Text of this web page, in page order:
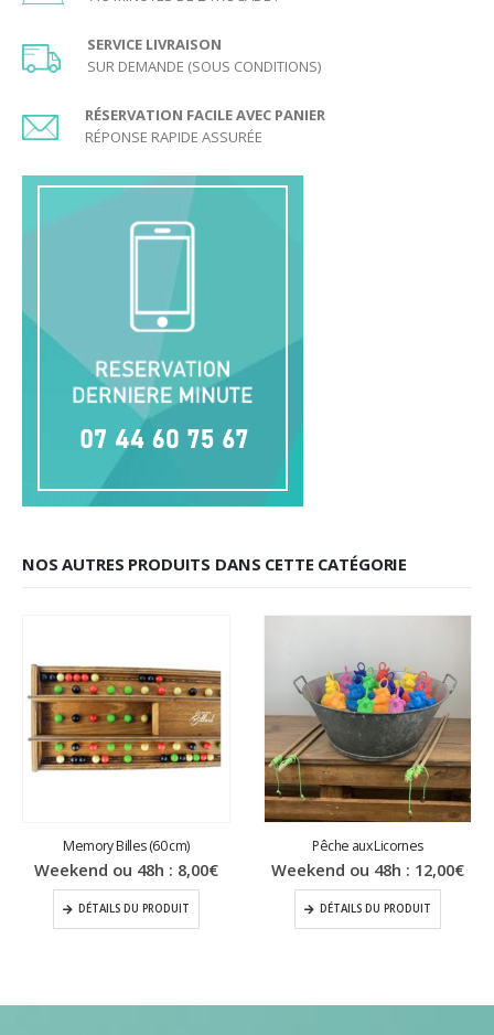
SERVICE LIVRAISON
SUR DEMANDE (SOUS CONDITIONS)
RÉSERVATION FACILE AVEC PANIER
RÉPONSE RAPIDE ASSURÉE
NOS AUTRES PRODUITS DANS CETTE CATÉGORIE
Memory Billes (60 cm)
Weekend ou 48h : 8,00€
DÉTAILS DU PRODUIT
Pêche aux Licornes
Weekend ou 48h : 12,00€
DÉTAILS DU PRODUIT